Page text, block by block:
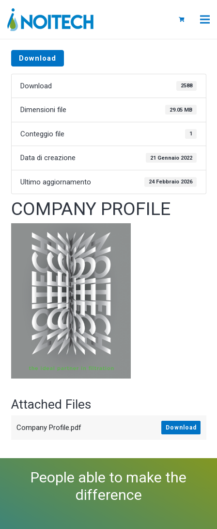
Download
Download 2588
Dimensioni file 29.05 MB
Conteggio file 1
Data di creazione 21 Gennaio 2022
Ultimo aggiornamento 24 Febbraio 2026
COMPANY PROFILE
Attached Files
Company Profile.pdf Download
People able to make the
difference